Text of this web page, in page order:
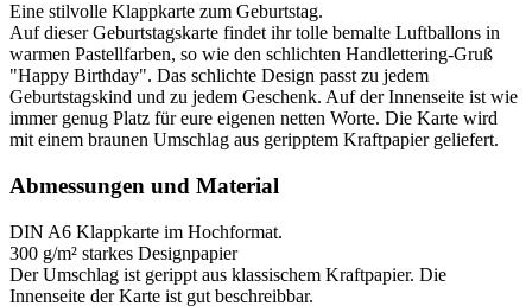
Eine stilvolle Klappkarte zum Geburtstag.
Auf dieser Geburtstagskarte findet ihr tolle bemalte Luftballons in
warmen Pastellfarben, so wie den schlichten Handlettering-Gruß
"Happy Birthday". Das schlichte Design passt zu jedem
Geburtstagskind und zu jedem Geschenk. Auf der Innenseite ist wie
immer genug Platz für eure eigenen netten Worte. Die Karte wird
mit einem braunen Umschlag aus geripptem Kraftpapier geliefert.
Abmessungen und Material
DIN A6 Klappkarte im Hochformat.
300 g/m² starkes Designpapier
Der Umschlag ist gerippt aus klassischem Kraftpapier. Die
Innenseite der Karte ist gut beschreibbar.